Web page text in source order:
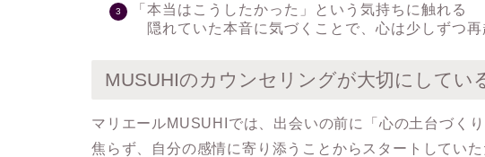
「本当はこうしたかった」という気持ちに触れる
隠れていた本音に気づくことで、心は少しずつ再
MUSUHIのカウンセリングが大切にしてい
マリエールMUSUHIでは、出会いの前に「心の土台づくり
焦らず、自分の感情に寄り添うことからスタートしていた